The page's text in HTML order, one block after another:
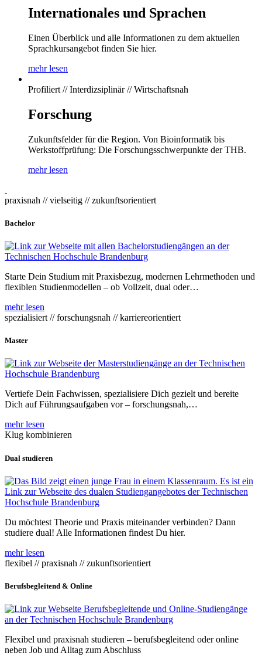
Internationales und Sprachen
Einen Überblick und alle Informationen zu dem aktuellen
Sprachkursangebot finden Sie hier.
mehr lesen
Profiliert // Interdizsiplinär // Wirtschaftsnah
Forschung
Zukunftsfelder für die Region. Von Bioinformatik bis
Werkstoffprüfung: Die Forschungsschwerpunkte der THB.
mehr lesen
praxisnah // vielseitig // zukunftsorientiert
Bachelor
Starte Dein Studium mit Praxisbezug, modernen Lehrmethoden und
flexiblen Studienmodellen – ob Vollzeit, dual oder…
mehr lesen
spezialisiert // forschungsnah // karriereorientiert
Master
Vertiefe Dein Fachwissen, spezialisiere Dich gezielt und bereite
Dich auf Führungsaufgaben vor – forschungsnah,…
mehr lesen
Klug kombinieren
Dual studieren
Du möchtest Theorie und Praxis miteinander verbinden? Dann
studiere dual! Alle Informationen findest Du hier.
mehr lesen
flexibel // praxisnah // zukunftsorientiert
Berufsbegleitend & Online
Flexibel und praxisnah studieren – berufsbegleitend oder online
neben Job und Alltag zum Abschluss